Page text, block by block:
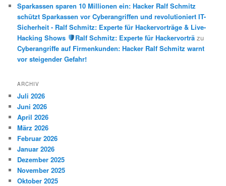
Sparkassen sparen 10 Millionen ein: Hacker Ralf Schmitz
schützt Sparkassen vor Cyberangriffen und revolutioniert IT-
Sicherheit - Ralf Schmitz: Experte für Hackervorträge & Live-
Hacking Shows
Ralf Schmitz: Experte für Hackervorträzu
Cyberangriffe auf Firmenkunden: Hacker Ralf Schmitz warnt
vor steigender Gefahr!
ARCHIV
Juli 2026
Juni 2026
April 2026
März 2026
Februar 2026
Januar 2026
Dezember 2025
November 2025
Oktober 2025